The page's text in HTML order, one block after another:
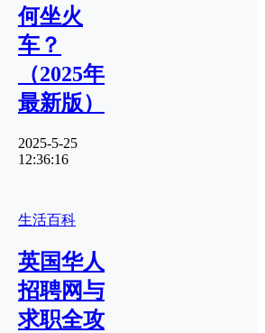
何坐火
车？
（2025年
最新版）
2025-5-25
12:36:16
生活百科
英国华人
招聘网与
求职全攻